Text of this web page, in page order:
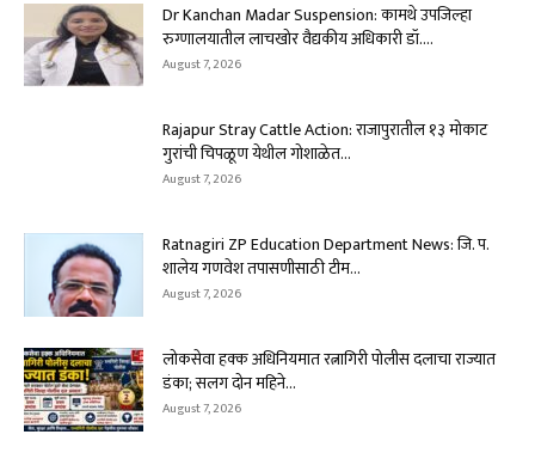
Dr Kanchan Madar Suspension: कामथे उपजिल्हा
रुग्णालयातील लाचखोर वैद्यकीय अधिकारी डॉ....
August 7, 2026
Rajapur Stray Cattle Action: राजापुरातील १३ मोकाट
गुरांची चिपळूण येथील गोशाळेत...
August 7, 2026
Ratnagiri ZP Education Department News: जि. प.
शालेय गणवेश तपासणीसाठी टीम...
August 7, 2026
लोकसेवा हक्क अधिनियमात रत्नागिरी पोलीस दलाचा राज्यात
डंका; सलग दोन महिने...
August 7, 2026